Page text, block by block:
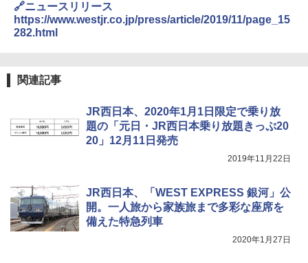
🔗ニュースリリース
https://www.westjr.co.jp/press/article/2019/11/page_15
282.html
関連記事
JR西日本、2020年1月1日限定で乗り放
題の「元日・JR西日本乗り放題きっぷ20
20」12月11日発売
2019年11月22日
JR西日本、「WEST EXPRESS 銀河」公
開。一人旅から家族旅まで多彩な座席を
備えた特急列車
2020年1月27日